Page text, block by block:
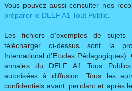
Vous pouvez aussi consulter nos
préparer le DELF A1 Tout Public.
Les fichiers d'exemples de
télécharger ci-dessus sont la
International d’Etudes
annales du DELF A1 Tous
autorisées à diffusion. Tous les
confidentiels avant, pendant et après